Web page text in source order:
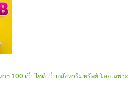
ฯ 100 เว็บไซต์ เว็บอสังหาริมทรัพย์ โดยเฉพาะ